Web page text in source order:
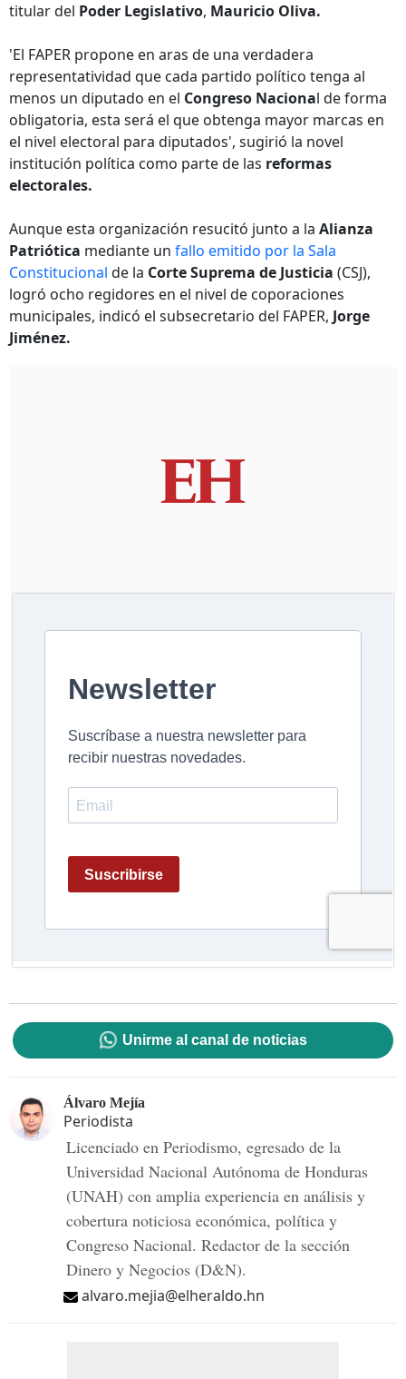
titular del Poder Legislativo, Mauricio Oliva.
'El FAPER propone en aras de una verdadera
representatividad que cada partido político tenga al
menos un diputado en el Congreso Nacional de forma
obligatoria, esta será el que obtenga mayor marcas en
el nivel electoral para diputados', sugirió la novel
institución política como parte de las reformas
electorales.
Aunque esta organización resucitó junto a la Alianza
Patriótica mediante un fallo emitido por la Sala
Constitucional de la Corte Suprema de Justicia (CSJ),
logró ocho regidores en el nivel de coporaciones
municipales, indicó el subsecretario del FAPER, Jorge
Jiménez.
Unirme al canal de noticias
Álvaro Mejía
Periodista
Licenciado en Periodismo, egresado de la
Universidad Nacional Autónoma de Honduras
(UNAH) con amplia experiencia en análisis y
cobertura noticiosa económica, política y
Congreso Nacional. Redactor de la sección
Dinero y Negocios (D&N).
alvaro.mejia@elheraldo.hn